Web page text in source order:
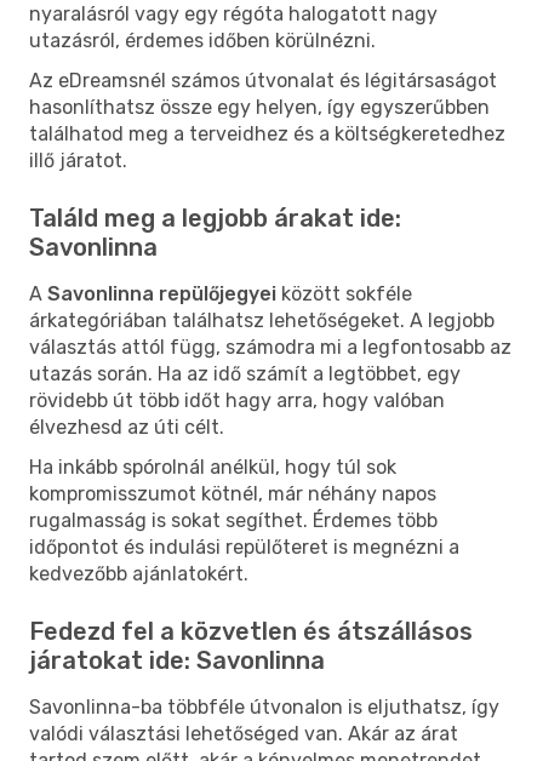
nyaralásról vagy egy régóta halogatott nagy
utazásról, érdemes időben körülnézni.
Az eDreamsnél számos útvonalat és légitársaságot
hasonlíthatsz össze egy helyen, így egyszerűbben
találhatod meg a terveidhez és a költségkeretedhez
illő járatot.
Találd meg a legjobb árakat ide:
Savonlinna
A Savonlinna repülőjegyei között sokféle
árkategóriában találhatsz lehetőségeket. A legjobb
választás attól függ, számodra mi a legfontosabb az
utazás során. Ha az idő számít a legtöbbet, egy
rövidebb út több időt hagy arra, hogy valóban
élvezhesd az úti célt.
Ha inkább spórolnál anélkül, hogy túl sok
kompromisszumot kötnél, már néhány napos
rugalmasság is sokat segíthet. Érdemes több
időpontot és indulási repülőteret is megnézni a
kedvezőbb ajánlatokért.
Fedezd fel a közvetlen és átszállásos
járatokat ide: Savonlinna
Savonlinna-ba többféle útvonalon is eljuthatsz, így
valódi választási lehetőséged van. Akár az árat